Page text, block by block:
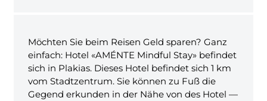
Möchten Sie beim Reisen Geld sparen? Ganz
einfach: Hotel «AMÉNTE Mindful Stay» befindet
sich in Plakias. Dieses Hotel befindet sich 1 km
vom Stadtzentrum. Sie können zu Fuß die
Gegend erkunden in der Nähe von des Hotel —